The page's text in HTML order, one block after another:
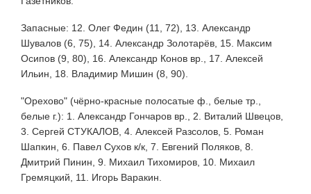
Запасные: 12. Олег Федин (11, 72), 13. Александр
Шувалов (6, 75), 14. Александр Золотарёв, 15. Максим
Осипов (9, 80), 16. Александр Конов вр., 17. Алексей
Ильин, 18. Владимир Мишин (8, 90).
"Орехово" (чёрно-красные полосатые ф., белые тр.,
белые г.): 1. Александр Гончаров вр., 2. Виталий Швецов,
3. Сергей СТУКАЛОВ, 4. Алексей Разсолов, 5. Роман
Шапкин, 6. Павел Сухов к/к, 7. Евгений Поляков, 8.
Дмитрий Пинин, 9. Михаил Тихомиров, 10. Михаил
Гремяцкий, 11. Игорь Варакин.